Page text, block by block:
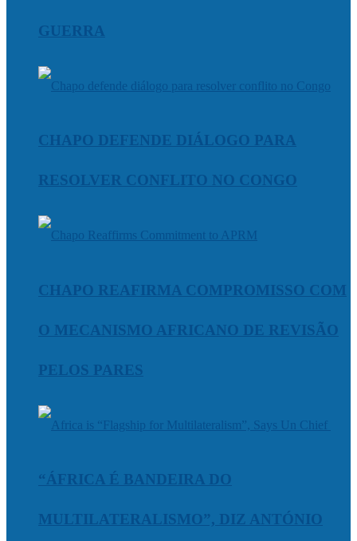
GUERRA
CHAPO DEFENDE DIÁLOGO PARA
RESOLVER CONFLITO NO CONGO
CHAPO REAFIRMA COMPROMISSO COM
O MECANISMO AFRICANO DE REVISÃO
PELOS PARES
“ÁFRICA É BANDEIRA DO
MULTILATERALISMO”, DIZ ANTÓNIO